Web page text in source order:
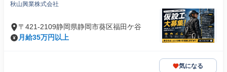
秋山興業株式会社
〒421-2109静岡県静岡市葵区福田ケ谷
月給35万円以上
気になる